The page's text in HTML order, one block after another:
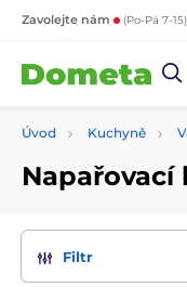
Zavolejte nám (Po-Pá 7-15)
Úvod Kuchyně
Napařovací
Filtr